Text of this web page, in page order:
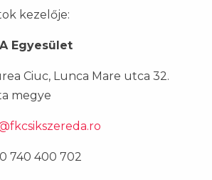
kezelője:
Egyesület
Ciuc, Lunca Mare utca 32.
megye
740 400 702